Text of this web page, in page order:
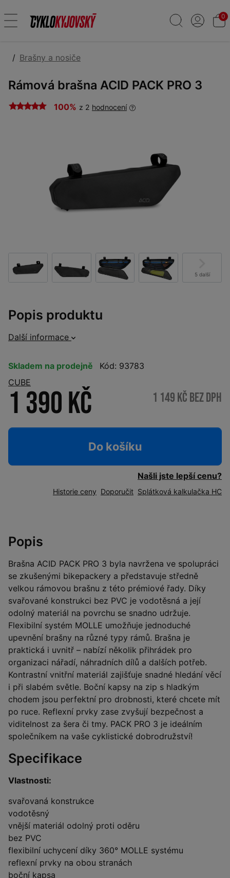
0
Brašny a nosiče
Rámová brašna ACID PACK PRO 3
100% z 2 hodnocení
5 další
Popis produktu
Další informace
Skladem na prodejně
Kód: 93783
CUBE
1 390 Kč 1 149 Kč bez DPH
Do košíku
Našli jste lepší cenu?
Historie ceny Doporučit Splátková kalkulačka HC
Popis
Brašna ACID PACK PRO 3 byla navržena ve spolupráci
se zkušenými bikepackery a představuje středně
velkou rámovou brašnu z této prémiové řady. Díky
svařované konstrukci bez PVC je vodotěsná a její
odolný materiál na povrchu se snadno udržuje.
Flexibilní systém MOLLE umožňuje jednoduché
upevnění brašny na různé typy rámů. Brašna je
praktická i uvnitř – nabízí několik přihrádek pro
organizaci nářadí, náhradních dílů a dalších potřeb.
Kontrastní vnitřní materiál zajišťuje snadné hledání věcí
i při slabém světle. Boční kapsy na zip s hladkým
chodem jsou perfektní pro drobnosti, které chcete mít
po ruce. Reflexní prvky zase zvyšují bezpečnost a
viditelnost za šera či tmy. PACK PRO 3 je ideálním
společníkem na vaše cyklistické dobrodružství!
Specifikace
Vlastnosti:
svařovaná konstrukce
vodotěsný
vnější materiál odolný proti oděru
bez PVC
flexibilní uchycení díky 360° MOLLE systému
reflexní prvky na obou stranách
boční kapsa